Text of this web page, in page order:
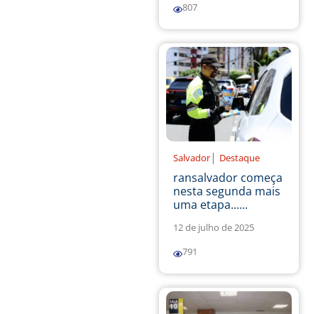
807
Salvador | Destaque
ransalvador começa
nesta segunda mais
uma etapa......
12 de julho de 2025
791